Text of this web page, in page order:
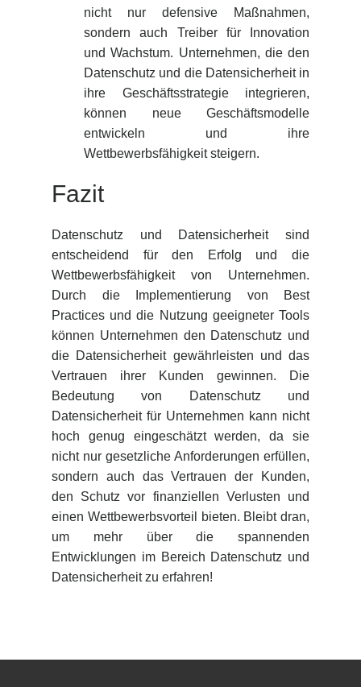
nicht nur defensive Maßnahmen,
sondern auch Treiber für Innovation
und Wachstum. Unternehmen, die den
Datenschutz und die Datensicherheit in
ihre Geschäftsstrategie integrieren,
können neue Geschäftsmodelle
entwickeln und ihre
Wettbewerbsfähigkeit steigern.
Fazit
Datenschutz und Datensicherheit sind
entscheidend für den Erfolg und die
Wettbewerbsfähigkeit von Unternehmen.
Durch die Implementierung von Best
Practices und die Nutzung geeigneter Tools
können Unternehmen den Datenschutz und
die Datensicherheit gewährleisten und das
Vertrauen ihrer Kunden gewinnen. Die
Bedeutung von Datenschutz und
Datensicherheit für Unternehmen kann nicht
hoch genug eingeschätzt werden, da sie
nicht nur gesetzliche Anforderungen erfüllen,
sondern auch das Vertrauen der Kunden,
den Schutz vor finanziellen Verlusten und
einen Wettbewerbsvorteil bieten. Bleibt dran,
um mehr über die spannenden
Entwicklungen im Bereich Datenschutz und
Datensicherheit zu erfahren!